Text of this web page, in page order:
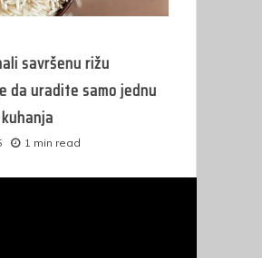
savršenu rižu
da uradite samo jednu
1 min read